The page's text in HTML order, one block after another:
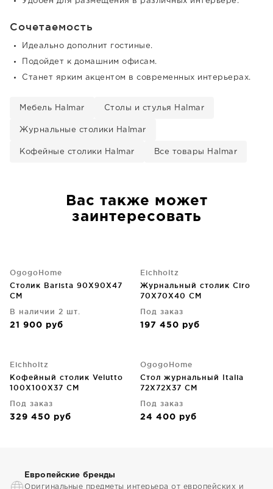
Сочетаемость
Идеально дополнит гостиные.
Подойдет к домашним офисам.
Станет ярким акцентом в современных интерьерах.
Мебель Halmar Столы и стулья Halmar
Журнальные столики Halmar
Кофейные столики Halmar Все товары Halmar
Вас также может
заинтересовать
OgogoHome
Столик Barista 90X90X47
CM
В наличии 2 шт.
21 900 руб
Eichholtz
Журнальный столик Ciro
70X70X40 CM
Под заказ
197 450 руб
Eichholtz
Кофейный столик Velutto
100X100X37 CM
Под заказ
329 450 руб
OgogoHome
Стол журнальный Italia
72X72X37 CM
Под заказ
24 400 руб
Европейские бренды
Оригинальные предметы интерьера от европейских и